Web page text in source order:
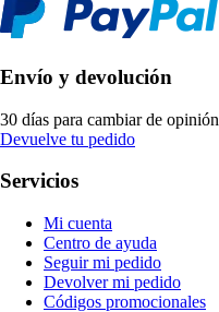
Envío y devolución
30 días para cambiar de opinión
Devuelve tu pedido
Servicios
Mi cuenta
Centro de ayuda
Seguir mi pedido
Devolver mi pedido
Códigos promocionales